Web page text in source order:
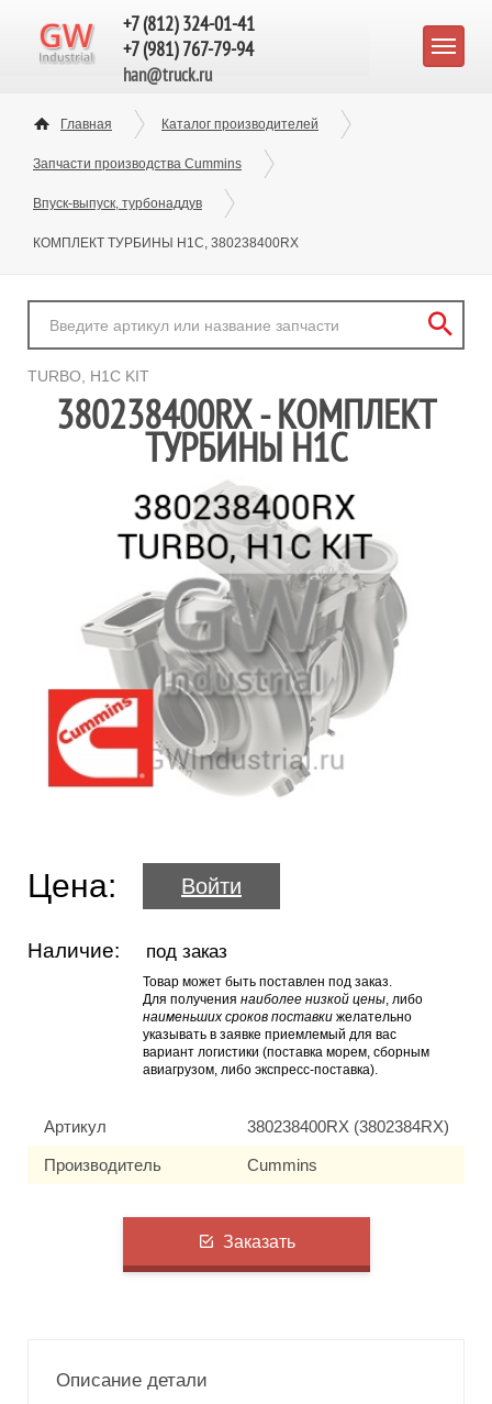
+7 (812) 324-01-41
+7 (981) 767-79-94
han@truck.ru
Главная Каталог производителей
Запчасти производства Cummins
Впуск-выпуск, турбонаддув
КОМПЛЕКТ ТУРБИНЫ H1C, 380238400RX
TURBO, H1C KIT
380238400RX - КОМПЛЕКТ
ТУРБИНЫ H1C
Цена: Войти
Наличие: под заказ
Товар может быть поставлен под заказ.
Для получения наиболее низкой цены, либо
наименьших сроков поставки желательно
указывать в заявке приемлемый для вас
вариант логистики (поставка морем, сборным
авиагрузом, либо экспресс-поставка).
Артикул 380238400RX (3802384RX)
Производитель Cummins
Заказать
Описание детали